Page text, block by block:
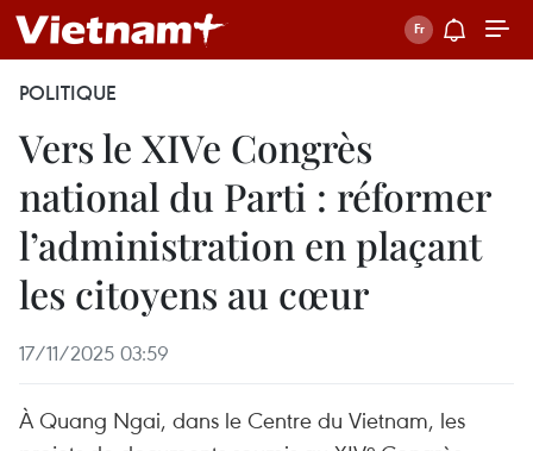
POLITIQUE
Vers le XIVe Congrès
national du Parti : réformer
l’administration en plaçant
les citoyens au cœur
17/11/2025 03:59
À Quang Ngai, dans le Centre du Vietnam, les